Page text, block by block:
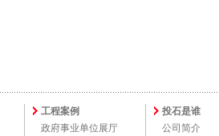
工程案例
政府事业单位展厅
投石是谁
公司简介